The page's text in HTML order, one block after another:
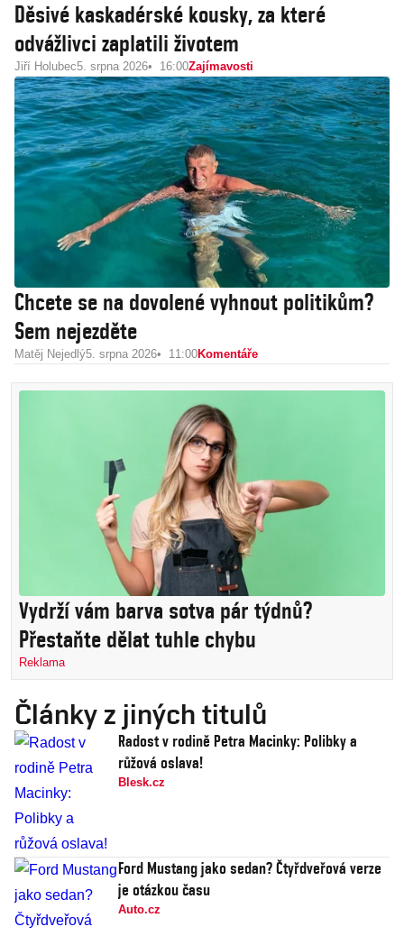
Děsivé kaskadérské kousky, za které
odvážlivci zaplatili životem
Jiří Holubec5. srpna 2026 16:00Zajímavosti
Chcete se na dovolené vyhnout politikům?
Sem nejezděte
Matěj Nejedlý5. srpna 2026 11:00Komentáře
Vydrží vám barva sotva pár týdnů?
Přestaňte dělat tuhle chybu
Reklama
Články z jiných titulů
Radost v rodině Petra Macinky: Polibky a
růžová oslava!
Blesk.cz
Ford Mustang jako sedan? Čtyřdveřová verze
je otázkou času
Auto.cz